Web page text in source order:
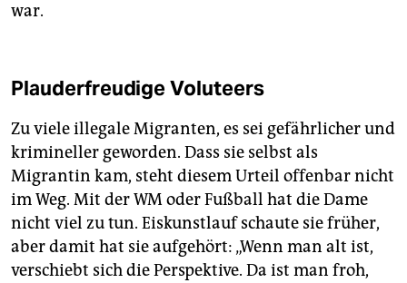
war.
Plauderfreudige Voluteers
Zu viele illegale Migranten, es sei gefährlicher und
krimineller geworden. Dass sie selbst als
Migrantin kam, steht diesem Urteil offenbar nicht
im Weg. Mit der WM oder Fußball hat die Dame
nicht viel zu tun. Eiskunstlauf schaute sie früher,
aber damit hat sie aufgehört: „Wenn man alt ist,
verschiebt sich die Perspektive. Da ist man froh,